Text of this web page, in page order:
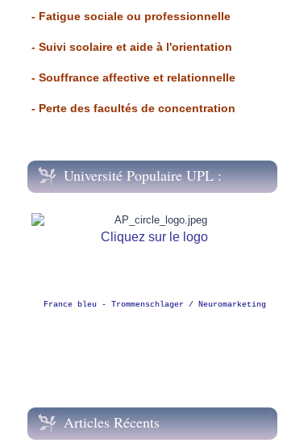
- Fatigue sociale ou professionnelle
- Suivi scolaire et aide à l'orientation
- Souffrance affective et relationnelle
- Perte des facultés de concentration
Université Populaire UPL :
Cliquez sur le logo
France bleu - Trommenschlager / Neuromarketing
Articles Récents